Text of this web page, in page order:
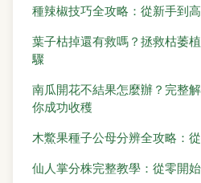
種辣椒技巧全攻略：從新手到
葉子枯掉還有救嗎？拯救枯萎
驟
南瓜開花不結果怎麼辦？完整
你成功收穫
木鱉果種子公母分辨全攻略：
仙人掌分株完整教學：從零開